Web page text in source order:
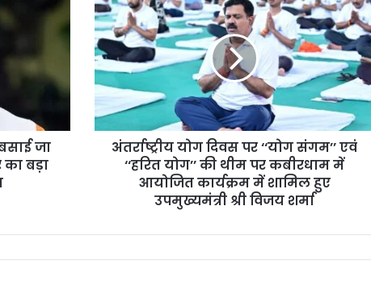
जा
बड़ा
योग
दिवस
पर
‘‘योग
एवं
‘‘हरित
योग’’
में
अंतर्राष्ट्रीय योग दिवस पर ‘‘योग संगम’’ एवं
‘‘हरित योग’’ की थीम पर कबीरधाम में
आयोजित कार्यक्रम में शामिल हुए
उपमुख्यमंत्री श्री विजय शर्मा